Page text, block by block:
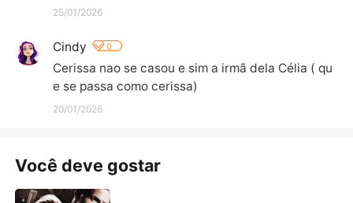
25/01/2026
Cindy 0
Cerissa nao se casou e sim a irmã dela Célia ( qu
e se passa como cerissa)
20/01/2026
Você deve gostar